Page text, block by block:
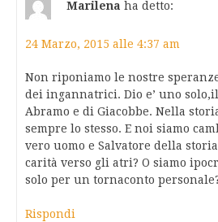
Marilena ha detto:
24 Marzo, 2015 alle 4:37 am
Non riponiamo le nostre
dei ingannatrici. Dio e’ uno
Abramo e di Giacobbe. Nella
sempre lo stesso. E noi siamo
vero uomo e Salvatore della
carità verso gli atri? O siamo
solo per un tornaconto
Rispondi